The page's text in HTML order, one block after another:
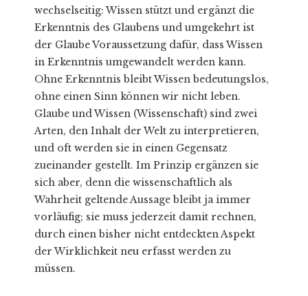
wechselseitig: Wissen stützt und ergänzt die
Erkenntnis des Glaubens und umgekehrt ist
der Glaube Voraussetzung dafür, dass Wissen
in Erkenntnis umgewandelt werden kann.
Ohne Erkenntnis bleibt Wissen bedeutungslos,
ohne einen Sinn können wir nicht leben.
Glaube und Wissen (Wissenschaft) sind zwei
Arten, den Inhalt der Welt zu interpretieren,
und oft werden sie in einen Gegensatz
zueinander gestellt. Im Prinzip ergänzen sie
sich aber, denn die wissenschaftlich als
Wahrheit geltende Aussage bleibt ja immer
vorläufig; sie muss jederzeit damit rechnen,
durch einen bisher nicht entdeckten Aspekt
der Wirklichkeit neu erfasst werden zu
müssen.